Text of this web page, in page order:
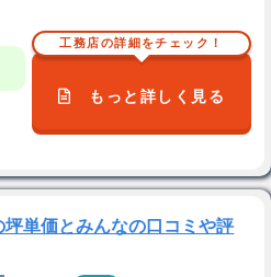
工務店の詳細をチェック！
もっと詳しく見る
単価とみんなの口コミや評